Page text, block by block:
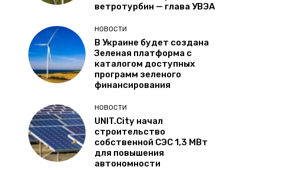
ветротурбин — глава УВЭА
НОВОСТИ
В Украине будет создана
Зеленая платформа с
каталогом доступных
программ зеленого
финансирования
НОВОСТИ
UNIT.City начал
строительство
собственной СЭС 1,3 МВт
для повышения
автономности